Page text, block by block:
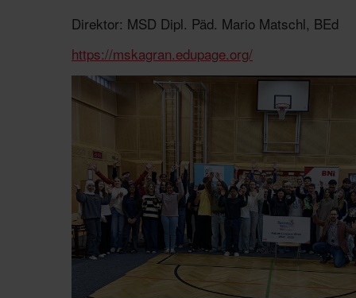
Direktor: MSD Dipl. Päd. Mario Matschl, BEd
https://mskagran.edupage.org/